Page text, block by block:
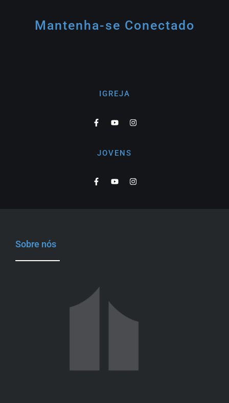
Mantenha-se Conectado
IGREJA
JOVENS
Sobre nós